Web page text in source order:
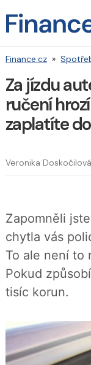
Finance.cz »
Za jízdu
ručení
zaplatíte
Veronika Doskočilová
Zapomněli
chytla vás
To ale není to
Pokud
tisíc korun.